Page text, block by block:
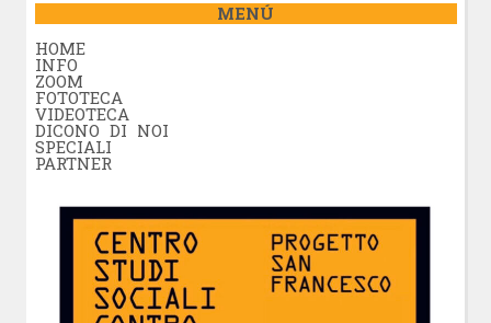
MENÚ
HOME
INFO
ZOOM
FOTOTECA
VIDEOTECA
DICONO DI NOI
SPECIALI
PARTNER